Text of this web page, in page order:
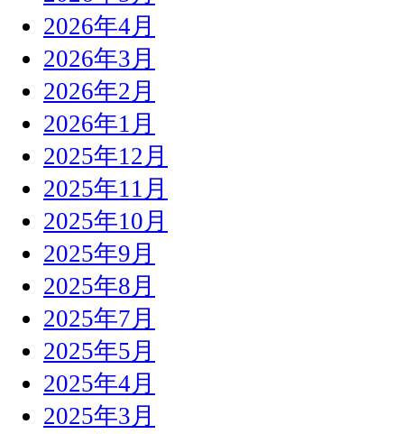
2026年4月
2026年3月
2026年2月
2026年1月
2025年12月
2025年11月
2025年10月
2025年9月
2025年8月
2025年7月
2025年5月
2025年4月
2025年3月